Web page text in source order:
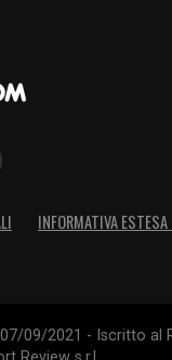
INFORMATIVA
09/2021 - Iscritto al